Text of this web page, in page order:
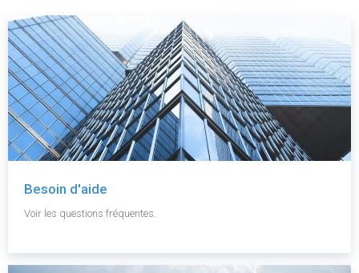
Besoin d'aide
Voir les questions fréquentes.